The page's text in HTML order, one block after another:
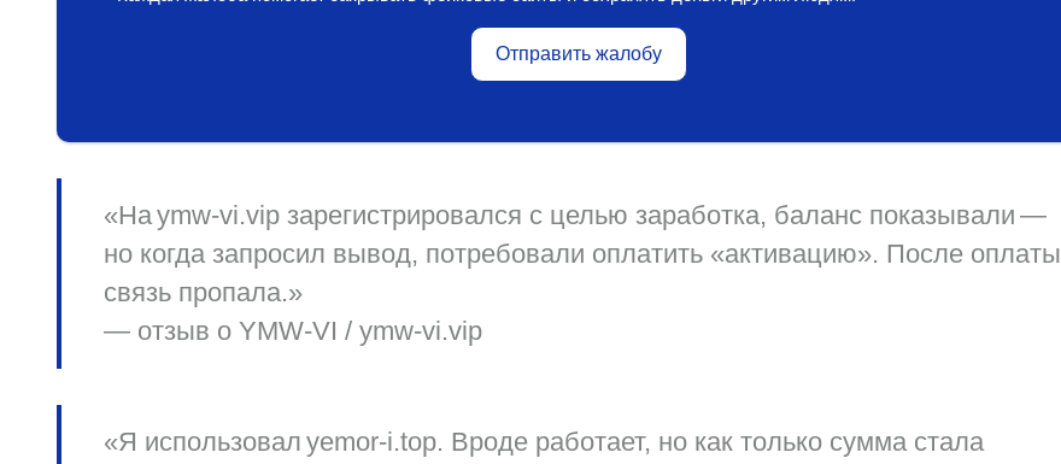
Отправить жалобу
«На ymw‑vi.vip зарегистрировался с целью заработка, баланс показывали —
но когда запросил вывод, потребовали оплатить «активацию». После оплаты
связь пропала.»
— отзыв о YMW‑VI / ymw‑vi.vip
«Я использовал yemor‑i.top. Вроде работает, но как только сумма стала